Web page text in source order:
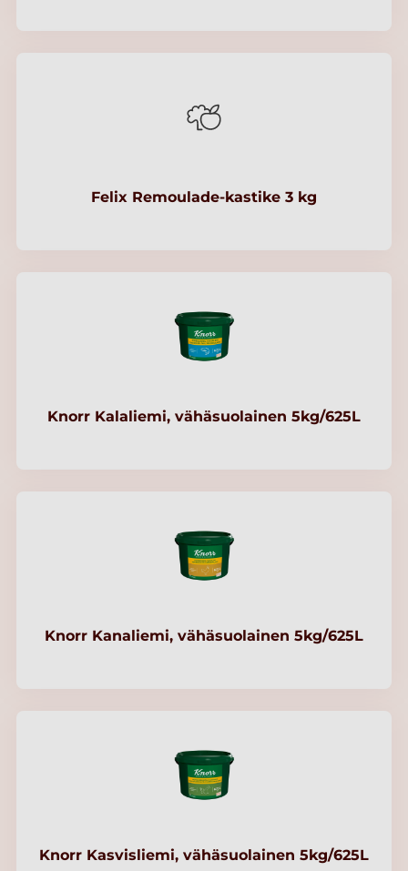
Felix Remoulade-kastike 3 kg
Knorr Kalaliemi, vähäsuolainen 5kg/625L
Knorr Kanaliemi, vähäsuolainen 5kg/625L
Knorr Kasvisliemi, vähäsuolainen 5kg/625L